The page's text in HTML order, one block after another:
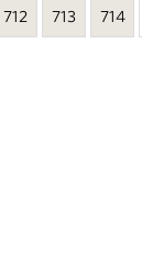
712 713 714